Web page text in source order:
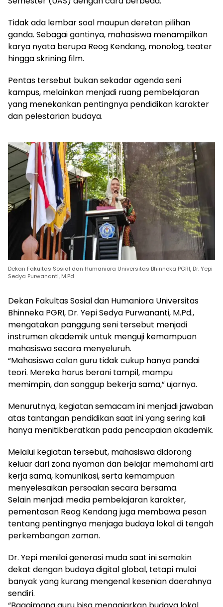
Tidak ada lembar soal maupun deretan pilihan
ganda. Sebagai gantinya, mahasiswa menampilkan
karya nyata berupa Reog Kendang, monolog, teater
hingga skrining film.
Pentas tersebut bukan sekadar agenda seni
kampus, melainkan menjadi ruang pembelajaran
yang menekankan pentingnya pendidikan karakter
dan pelestarian budaya.
Dekan Fakultas Sosial dan Humaniora Universitas Bhinneka PGRI, Dr. Yepi
Sedya Purwananti, M.Pd
Dekan Fakultas Sosial dan Humaniora Universitas
Bhinneka PGRI, Dr. Yepi Sedya Purwananti, M.Pd.,
mengatakan panggung seni tersebut menjadi
instrumen akademik untuk menguji kemampuan
mahasiswa secara menyeluruh.
“Mahasiswa calon guru tidak cukup hanya pandai
teori. Mereka harus berani tampil, mampu
memimpin, dan sanggup bekerja sama,” ujarnya.
Menurutnya, kegiatan semacam ini menjadi jawaban
atas tantangan pendidikan saat ini yang sering kali
hanya menitikberatkan pada pencapaian akademik.
Melalui kegiatan tersebut, mahasiswa didorong
keluar dari zona nyaman dan belajar memahami arti
kerja sama, komunikasi, serta kemampuan
menyelesaikan persoalan secara bersama.
Selain menjadi media pembelajaran karakter,
pementasan Reog Kendang juga membawa pesan
tentang pentingnya menjaga budaya lokal di tengah
perkembangan zaman.
Dr. Yepi menilai generasi muda saat ini semakin
dekat dengan budaya digital global, tetapi mulai
banyak yang kurang mengenal kesenian daerahnya
sendiri.